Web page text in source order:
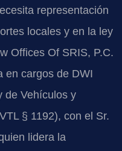
representación
locales y en la ley
Offices Of SRIS, P.C.
en cargos de DWI
de Vehículos y
§ 1192), con el Sr.
lidera la